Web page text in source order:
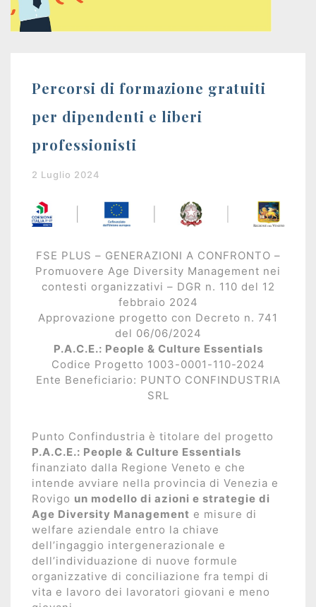
GOL
VENETO
FSE+
2021-
2027
Corsi
a
pagamento
Istituzioni
Orientamento
Scuola/Lavoro
Percorsi
Learning
Kit
Percorsi di formazione gratuiti
per dipendenti e liberi
professionisti
2 Luglio 2024
FSE PLUS – GENERAZIONI A CONFRONTO –
Promuovere Age Diversity Management nei
contesti organizzativi – DGR n. 110 del 12
febbraio 2024
Approvazione progetto con Decreto n. 741
del 06/06/2024
P.A.C.E.: People & Culture Essentials
Codice Progetto 1003-0001-110-2024
Ente Beneficiario: PUNTO CONFINDUSTRIA
SRL
Punto Confindustria è titolare del progetto
P.A.C.E.: People & Culture Essentials
finanziato dalla Regione Veneto e che
intende avviare nella provincia di Venezia e
Rovigo un modello di azioni e strategie di
Age Diversity Management e misure di
welfare aziendale entro la chiave
dell’ingaggio intergenerazionale e
dell’individuazione di nuove formule
organizzative di conciliazione fra tempi di
vita e lavoro dei lavoratori giovani e meno